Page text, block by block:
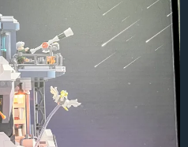
Russel-
Diagramm”